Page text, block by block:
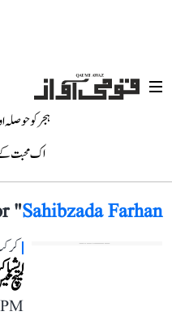
ہجر کو
اک محبت
"Sahibzada Farhan
میچ فیس کے 30